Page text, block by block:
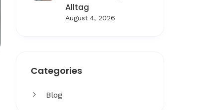
Alltag
August 4, 2026
Categories
Blog